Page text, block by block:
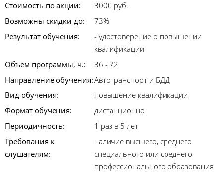
Стоимость по акции:
3000 руб.
Возможны скидки до:
73%
Результат обучения:
- удостоверение о повышении
квалификации
Объем программы, ч.:
36 - 72
Направление обучения:Автотранспорт и БДД
Вид обучения:
повышение квалификации
Формат обучения:
дистанционно
Периодичность:
1 раз в 5 лет
Требования к
слушателям:
наличие высшего, среднего
специального или среднего
профессионального образования